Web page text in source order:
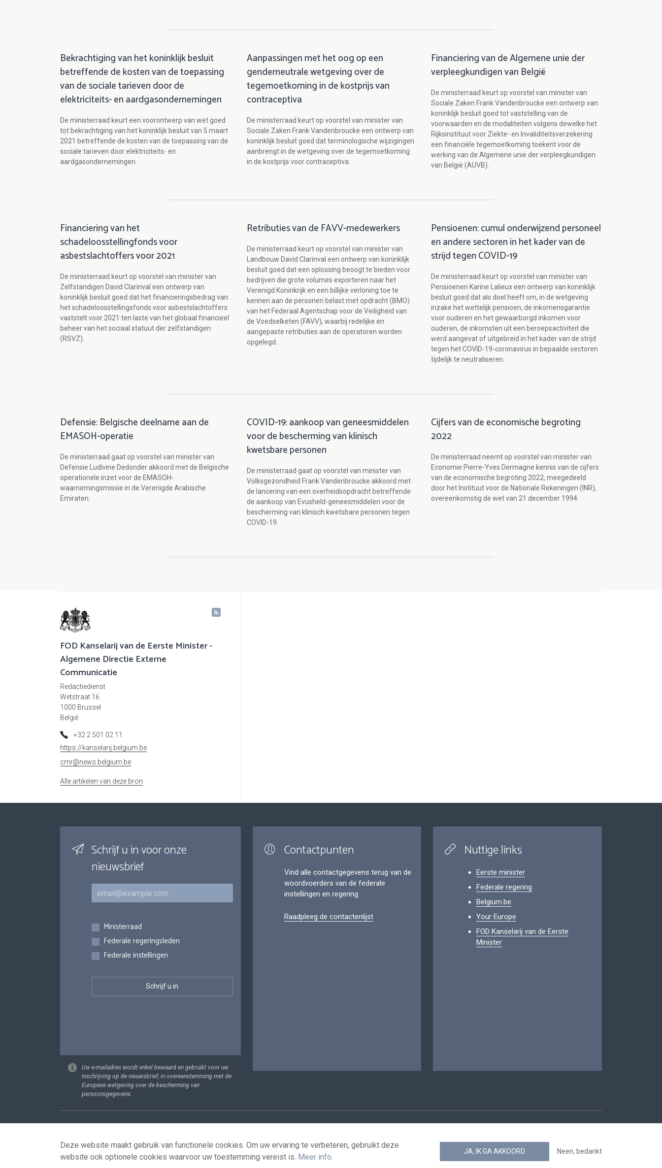
Bekrachtiging van het koninklijk besluit
betreffende de kosten van de toepassing
van de sociale tarieven door de
elektriciteits- en aardgasondernemingen
De ministerraad keurt een voorontwerp van wet goed
tot bekrachtiging van het koninklijk besluit van 5 maart
2021 betreffende de kosten van de toepassing van de
sociale tarieven door elektriciteits- en
aardgasondernemingen.
Aanpassingen met het oog op een
genderneutrale wetgeving over de
tegemoetkoming in de kostprijs van
contraceptiva
De ministerraad keurt op voorstel van minister van
Sociale Zaken Frank Vandenbroucke een ontwerp van
koninklijk besluit goed dat terminologische wijzigingen
aanbrengt in de wetgeving over de tegemoetkoming
in de kostprijs voor contraceptiva.
Financiering van de Algemene unie der
verpleegkundigen van België
De ministerraad keurt op voorstel van minister van
Sociale Zaken Frank Vandenbroucke een ontwerp van
koninklijk besluit goed tot vaststelling van de
voorwaarden en de modaliteiten volgens dewelke het
Rijksinstituut voor Ziekte- en Invaliditeitsverzekering
een financiële tegemoetkoming toekent voor de
werking van de Algemene unie der verpleegkundigen
van België (AUVB).
Financiering van het
schadeloosstellingfonds voor
asbestslachtoffers voor 2021
De ministerraad keurt op voorstel van minister van
Zelfstandigen David Clarinval een ontwerp van
koninklijk besluit goed dat het financieringsbedrag van
het schadeloosstellingsfonds voor asbestslachtoffers
vaststelt voor 2021 ten laste van het globaal financieel
beheer van het sociaal statuut der zelfstandigen
(RSVZ).
Retributies van de FAVV-medewerkers
De ministerraad keurt op voorstel van minister van
Landbouw David Clarinval een ontwerp van koninklijk
besluit goed dat een oplossing beoogt te bieden voor
bedrijven die grote volumes exporteren naar het
Verenigd Koninkrijk en een billijke verloning toe te
kennen aan de personen belast met opdracht (BMO)
van het Federaal Agentschap voor de Veiligheid van
de Voedselketen (FAVV), waarbij redelijke en
aangepaste retributies aan de operatoren worden
opgelegd.
Pensioenen: cumul onderwijzend personeel
en andere sectoren in het kader van de
strijd tegen COVID-19
De ministerraad keurt op voorstel van minister van
Pensioenen Karine Lalieux een ontwerp van koninklijk
besluit goed dat als doel heeft om, in de wetgeving
inzake het wettelijk pensioen, de inkomensgarantie
voor ouderen en het gewaarborgd inkomen voor
ouderen, de inkomsten uit een beroepsactiviteit die
werd aangevat of uitgebreid in het kader van de strijd
tegen het COVID-19-coronavirus in bepaalde sectoren
tijdelijk te neutraliseren.
Defensie: Belgische deelname aan de
EMASOH-operatie
De ministerraad gaat op voorstel van minister van
Defensie Ludivine Dedonder akkoord met de Belgische
operationele inzet voor de EMASOH-
waarnemingsmissie in de Verenigde Arabische
Emiraten.
COVID-19: aankoop van geneesmiddelen
voor de bescherming van klinisch
kwetsbare personen
De ministerraad gaat op voorstel van minister van
Volksgezondheid Frank Vandenbroucke akkoord met
de lancering van een overheidsopdracht betreffende
de aankoop van Evusheld-geneesmiddelen voor de
bescherming van klinisch kwetsbare personen tegen
COVID-19.
Cijfers van de economische begroting
2022
De ministerraad neemt op voorstel van minister van
Economie Pierre-Yves Dermagne kennis van de cijfers
van de economische begroting 2022, meegedeeld
door het Instituut voor de Nationale Rekeningen (INR),
overeenkomstig de wet van 21 december 1994.
FOD Kanselarij van de Eerste Minister -
Algemene Directie Externe
Communicatie
Redactiedienst
Wetstraat 16
1000 Brussel
België
+32 2 501 02 11
https://kanselarij.belgium.be
cmr@news.belgium.be
Alle artikelen van deze bron
Schrijf u in voor onze
nieuwsbrief
E-mail
Inschrijvingen
Ministerraad
Federale regeringsleden
Federale instellingen
Uw e-mailadres wordt enkel bewaard en gebruikt voor uw
inschrijving op de nieuwsbrief, in overeenstemming met de
Europese wetgeving over de bescherming van
persoonsgegevens.
Contactpunten
Vind alle contactgegevens terug van de
woordvoerders van de federale
instellingen en regering.
Raadpleeg de contactenlijst
Nuttige links
Eerste minister
Federale regering
Belgium.be
Your Europe
FOD Kanselarij van de Eerste
Minister
Footer
Deze website maakt gebruik van functionele cookies. Om uw ervaring te verbeteren, gebruikt deze
website ook optionele cookies waarvoor uw toestemming vereist is. Meer info.
JA, IK GA AKKOORD Neen, bedankt